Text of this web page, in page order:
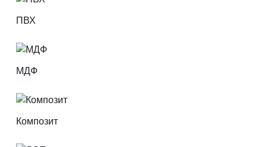
ПВХ
МДФ
Композит